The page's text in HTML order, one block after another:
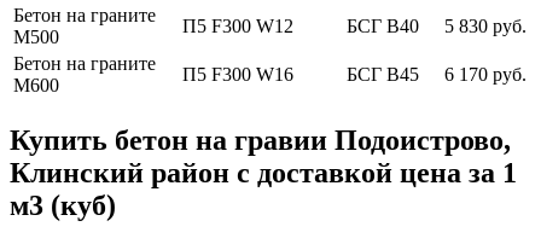
Бетон на граните
М500
П5 F300 W12 БСГ В40
5 830 руб.
Бетон на граните
М600
П5 F300 W16 БСГ В45 6 170 руб.
Купить бетон на гравии Подоистрово,
Клинский район с доставкой цена за 1
м3 (куб)